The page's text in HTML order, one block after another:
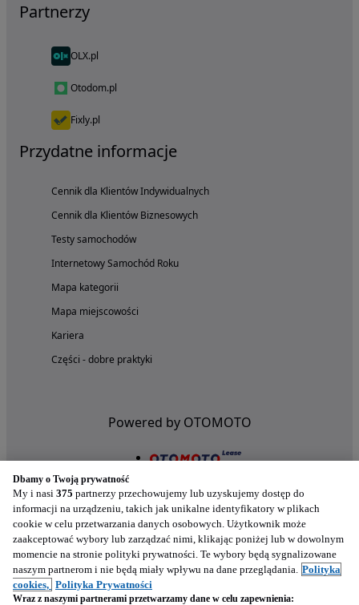
Partnerzy
OLX.pl
Otodom.pl
Fixly.pl
Przydatne informacje
Cennik dla Klientów Indywidualnych
Cennik dla Klientów Biznesowych
Testy samochodów
Internetowy Samochód Roku
Mapa kategorii
Mapa miejscowości
Kariera
Części - dobre praktyki
Powered by OTOMOTO
Nasze aplikacje w twoim telefonie
Dbamy o Twoją prywatność
My i nasi 375 partnerzy przechowujemy lub uzyskujemy dostęp do
informacji na urządzeniu, takich jak unikalne identyfikatory w plikach
cookie w celu przetwarzania danych osobowych. Użytkownik może
zaakceptować wybory lub zarządzać nimi, klikając poniżej lub w dowolnym
momencie na stronie polityki prywatności. Te wybory będą sygnalizowane
naszym partnerom i nie będą miały wpływu na dane przeglądania. Polityka
cookies, Polityka Prywatności
Wraz z naszymi partnerami przetwarzamy dane w celu zapewnienia: